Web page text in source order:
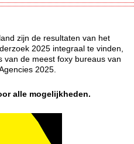
zijn de resultaten van het
2025 integraal te vinden,
van de meest foxy bureaus van
2025.
alle mogelijkheden.